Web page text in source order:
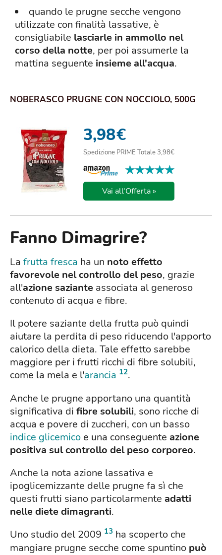
quando le prugne secche vengono
utilizzate con finalità lassative, è
consigliabile lasciarle in ammollo nel
corso della notte, per poi assumerle la
mattina seguente insieme all'acqua.
NOBERASCO PRUGNE CON NOCCIOLO, 500G
3,98€
Spedizione PRIME Totale 3,98€
★★★★★
★★★★★
Vai all'Offerta »
Fanno Dimagrire?
La frutta fresca ha un noto effetto
favorevole nel controllo del peso, grazie
all'azione saziante associata al generoso
contenuto di acqua e fibre.
Il potere saziante della frutta può quindi
aiutare la perdita di peso riducendo l'apporto
calorico della dieta. Tale effetto sarebbe
maggiore per i frutti ricchi di fibre solubili,
come la mela e l'arancia 12.
Anche le prugne apportano una quantità
significativa di fibre solubili, sono ricche di
acqua e povere di zuccheri, con un basso
indice glicemico e una conseguente azione
positiva sul controllo del peso corporeo.
Anche la nota azione lassativa e
ipoglicemizzante delle prugne fa sì che
questi frutti siano particolarmente adatti
nelle diete dimagranti.
Uno studio del 2009 13 ha scoperto che
mangiare prugne secche come spuntino può